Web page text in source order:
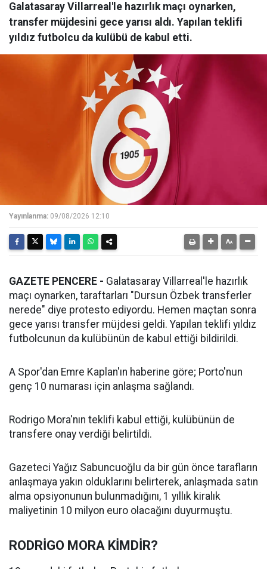
Galatasaray Villarreal'le hazırlık maçı oynarken,
transfer müjdesini gece yarısı aldı. Yapılan teklifi
yıldız futbolcu da kulübü de kabul etti.
Yayınlanma: 09/08/2026 12:10
GAZETE PENCERE - Galatasaray Villarreal'le hazırlık
maçı oynarken, taraftarları "Dursun Özbek transferler
nerede" diye protesto ediyordu. Hemen maçtan sonra
gece yarısı transfer müjdesi geldi. Yapılan teklifi yıldız
futbolcunun da kulübünün de kabul ettiği bildirildi.
A Spor'dan Emre Kaplan'ın haberine göre; Porto'nun
genç 10 numarası için anlaşma sağlandı.
Rodrigo Mora'nın teklifi kabul ettiği, kulübünün de
transfere onay verdiği belirtildi.
Gazeteci Yağız Sabuncuoğlu da bir gün önce tarafların
anlaşmaya yakın olduklarını belirterek, anlaşmada satın
alma opsiyonunun bulunmadığını, 1 yıllık kiralık
maliyetinin 10 milyon euro olacağını duyurmuştu.
RODRİGO MORA KİMDİR?